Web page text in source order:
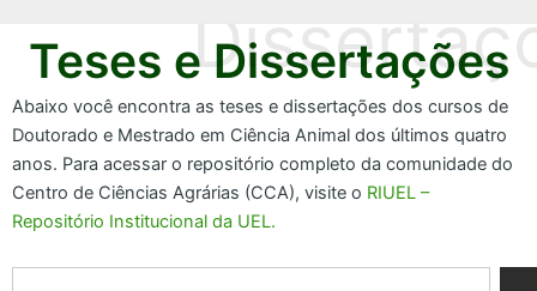
Teses e Dissertações
Abaixo você encontra as teses e dissertações dos cursos de
Doutorado e Mestrado em Ciência Animal dos últimos quatro
anos. Para acessar o repositório completo da comunidade do
Centro de Ciências Agrárias (CCA), visite o RIUEL –
Repositório Institucional da UEL.